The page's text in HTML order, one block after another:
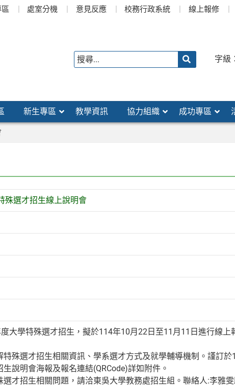
處室分機 意見反應 校務行政系統 線上報修
字級：
新生專區 教學資訊 協力組織 成功專區
殊選才招生線上說明會
大學特殊選才招生，擬於114年10月22日至11月11日進行線
特殊選才招生相關資訊、學系選才方式及就學輔導機制。謹訂
說明會海報及報名連結(QRCode)詳如附件。
選才招生相關問題，請洽東吳大學教務處招生組。聯絡人:李雅